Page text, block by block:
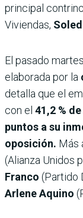
principal
Viviendas,
El pasado
elaborada por la
detalla que el
con el 41,2 %
puntos a su
oposición. Más
(Alianza Unidos
Franco (Partido
Arlene Aquino